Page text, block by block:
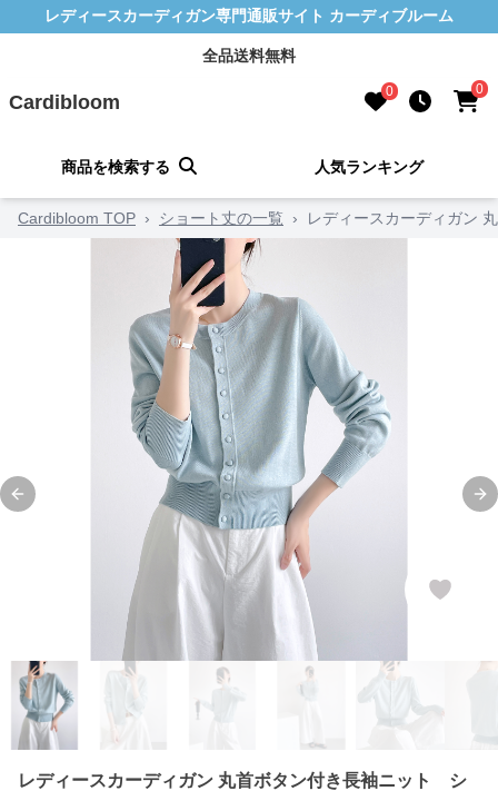
レディースカーディガン専門通販サイト カーディブルーム
全品送料無料
Cardibloom 0 0
商品を検索する 人気ランキング
Cardibloom TOP › ショート丈の一覧 › レディースカーディガン
Previous slide
レディースカーディガン 丸首ボタン付き長袖ニット シ